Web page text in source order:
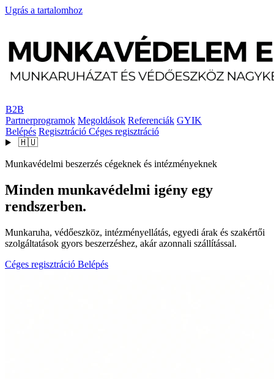
Ugrás a tartalomhoz
B2B
Partnerprogramok Megoldások Referenciák GYIK
Belépés Regisztráció Céges regisztráció
🇭🇺
Munkavédelmi beszerzés cégeknek és intézményeknek
Minden munkavédelmi igény egy
rendszerben.
Munkaruha, védőeszköz, intézményellátás, egyedi árak és szakértői
szolgáltatások gyors beszerzéshez, akár azonnali szállítással.
Céges regisztráció Belépés